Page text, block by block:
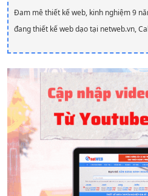
Đam mê thiết kế web, kinh nghiệm 9
đang thiết kế web dạo tại netweb.vn,